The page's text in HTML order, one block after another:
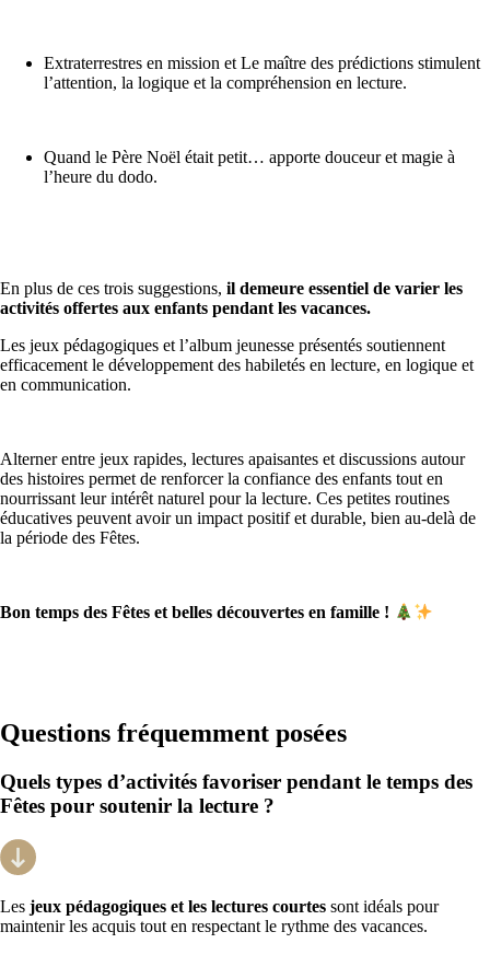
Extraterrestres en mission et Le maître des prédictions stimulent
l’attention, la logique et la compréhension en lecture.
Quand le Père Noël était petit… apporte douceur et magie à
l’heure du dodo.
En plus de ces trois suggestions, il demeure essentiel de varier les
activités offertes aux enfants pendant les vacances.
Les jeux pédagogiques et l’album jeunesse présentés soutiennent
efficacement le développement des habiletés en lecture, en logique et
en communication.
Alterner entre jeux rapides, lectures apaisantes et discussions autour
des histoires permet de renforcer la confiance des enfants tout en
nourrissant leur intérêt naturel pour la lecture. Ces petites routines
éducatives peuvent avoir un impact positif et durable, bien au-delà de
la période des Fêtes.
Bon temps des Fêtes et belles découvertes en famille !
Questions fréquemment posées
Quels types d’activités favoriser pendant le temps des
Fêtes pour soutenir la lecture ?
Les jeux pédagogiques et les lectures courtes sont idéals pour
maintenir les acquis tout en respectant le rythme des vacances.